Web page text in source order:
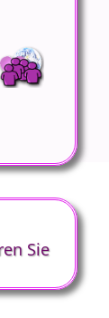
Sie